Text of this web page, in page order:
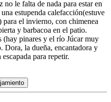
le falta de nada para estar en
estupenda calefacción(estuve
el invierno, con chimenea
y barbacoa en el patio.
(hay pinares y el río Júcar muy
Dora, la dueña, encantadora y
para repetir.